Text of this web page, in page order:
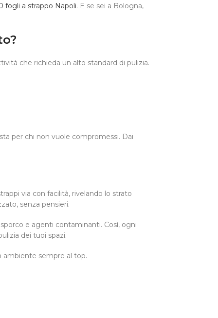
fogli a strappo Napoli. E se sei a Bologna,
che richieda un alto standard di pulizia.
per chi non vuole compromessi. Dai
via con facilità, rivelando lo strato
senza pensieri.
e agenti contaminanti. Così, ogni
dei tuoi spazi.
ambiente sempre al top.